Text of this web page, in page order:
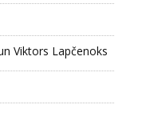
Viktors Lapčenoks